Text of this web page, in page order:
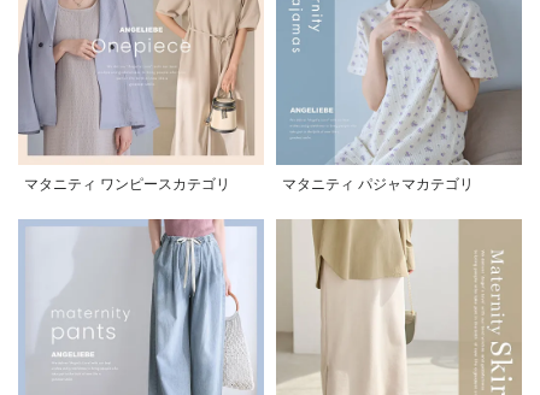
マタニティ ワンピースカテゴリ マタニティ パジャマカテゴリ